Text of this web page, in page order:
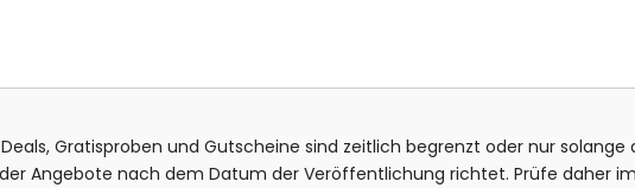
Gratisproben und Gutscheine sind zeitlich begrenzt oder nur
Angebote nach dem Datum der Veröffentlichung richtet. Prüfe daher